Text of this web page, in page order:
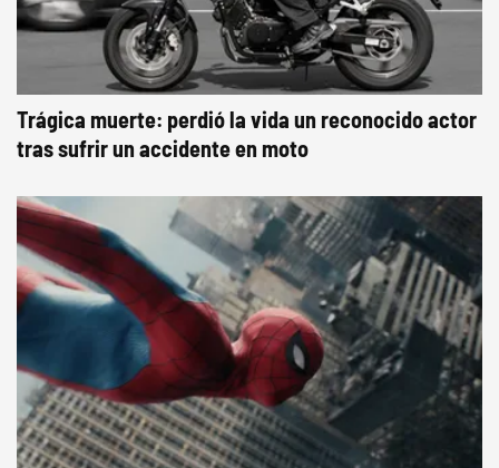
Trágica muerte: perdió la vida un reconocido actor
tras sufrir un accidente en moto